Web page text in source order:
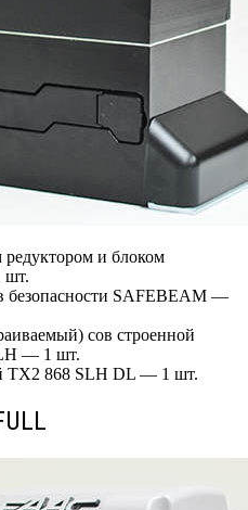
и блоком
шт.
безопасности SAFEBEAM —
сов строенной
— 1 шт.
TX2 868 SLH DL — 1 шт.